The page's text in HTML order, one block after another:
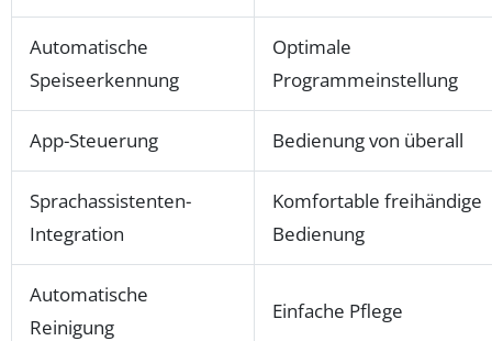
Automatische
Speiseerkennung
Optimale
Programmeinstellung
App-Steuerung Bedienung von überall
Sprachassistenten-
Integration
Komfortable freihändige
Bedienung
Automatische
Reinigung
Einfache Pflege